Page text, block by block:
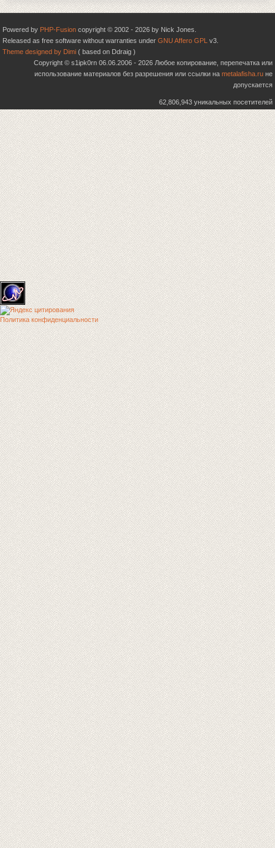
Powered by PHP-Fusion copyright © 2002 - 2026 by Nick Jones.
Released as free software without warranties under GNU Affero GPL v3.
Theme designed by Dimi ( based on Ddraig )
Copyright © s1ipk0rn 06.06.2006 - 2026 Любое копирование, перепечатка или
использование материалов без разрешения или ссылки на metalafisha.ru не
допускается
62,806,943 уникальных посетителей
Политика конфиденциальности